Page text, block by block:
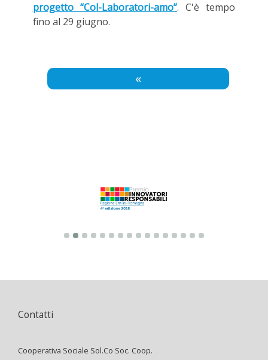
progetto “Col-Laboratori-amo”. C'è tempo
fino al 29 giugno.
«
Contatti
Cooperativa Sociale Sol.Co Soc. Coop.